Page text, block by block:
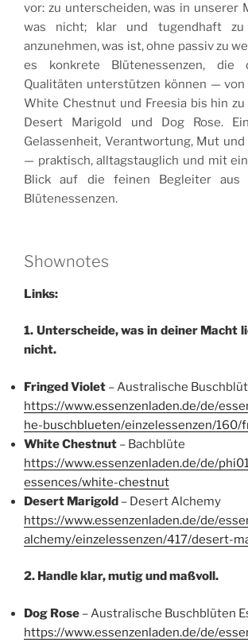
vor: zu unterscheiden, was in unserer
was nicht; klar und tugendhaft zu
anzunehmen, was ist, ohne passiv zu
es konkrete Blütenessenzen, die
Qualitäten unterstützen können — von
White Chestnut und Freesia bis hin
Desert Marigold und Dog Rose.
Gelassenheit, Verantwortung, Mut
— praktisch, alltagstauglich und mit
Blick auf die feinen Begleiter
Blütenessenzen.
Shownotes
Links:
1. Unterscheide, was in deiner Macht
nicht.
Fringed Violet – Australische
https://www.essenzenladen.de/de/
he-buschblueten/einzelessenzen/
White Chestnut – Bachblüte
https://www.essenzenladen.de/de/
essences/white-chestnut
Desert Marigold – Desert Alchemy
https://www.essenzenladen.de/de/
alchemy/einzelessenzen/417/desert-
2. Handle klar, mutig und maßvoll.
Dog Rose – Australische Buschblüten
https://www.essenzenladen.de/de/